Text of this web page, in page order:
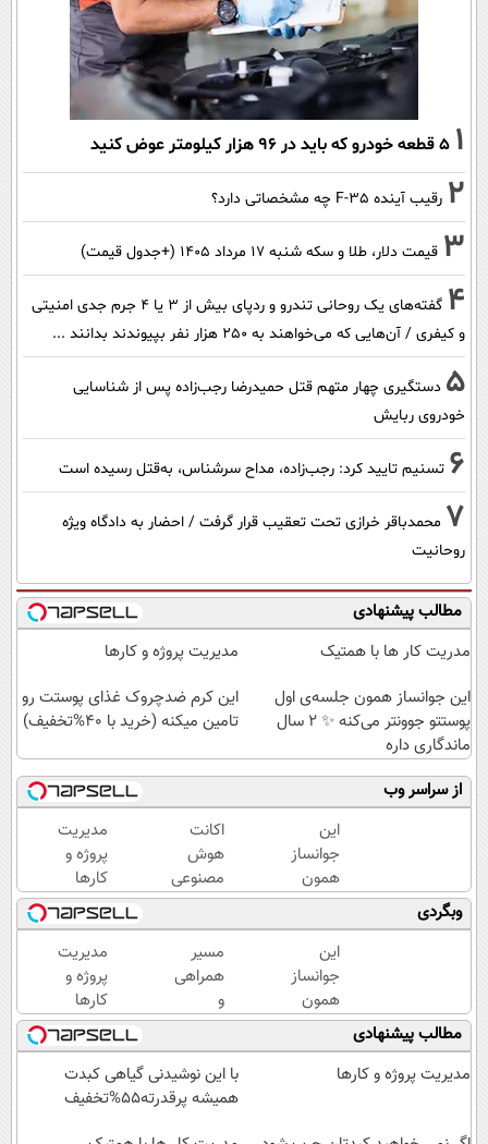
1 ۵ قطعه خودرو که باید در ۹۶ هزار کیلومتر عوض کنید
2 رقیب آینده F-35 چه مشخصاتی دارد؟
3 قیمت دلار، طلا و سکه شنبه ۱۷ مرداد ۱۴۰۵ (+جدول قیمت)
4
گفته‌های یک روحانی تندرو و ردپای بیش از ۳ یا ۴ جرم جدی امنیتی
و کیفری / آن‌هایی که می‌خواهند به ۲۵۰ هزار نفر بپیوندند بدانند ...
5 دستگیری چهار متهم قتل حمیدرضا رجب‌زاده پس از شناسایی
خودروی ربایش
6 تسنیم تایید کرد: رجب‌زاده، مداح سرشناس، به‌قتل رسیده است
7 محمدباقر خرازی تحت تعقیب قرار گرفت / احضار به دادگاه ویژه
روحانیت
مطالب پیشنهادی
مدریت کار ها با همتیک
مدیریت پروژه و کارها
این جوانساز همون جلسه‌ی اول
پوستتو جوونتر می‌کنه ✨ 2 سال
ماندگاری داره
این کرم ضدچروک غذای پوستت رو
تامین میکنه (خرید با 40%تخفیف)
از سراسر وب
این
جوانساز
همون
جلسه‌ی
اول
پوستتو
جوونتر
می‌کنه
✨ 2
سال
ماندگاری
اکانت
هوش
مصنوعی
ارزان
شد !!!
مدیریت
پروژه و
کارها
وبگردی
این
جوانساز
همون
جلسه‌ی
اول
پوستتو
مسیر
همراهی
و
گزارش
عملکرد
گروه
اسنپ
مدیریت
پروژه و
کارها
مطالب پیشنهادی
مدیریت پروژه و کارها
با این نوشیدنی گیاهی کبدت
همیشه پرقدرته55%تخفیف